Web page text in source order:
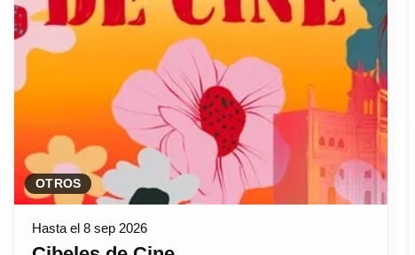
OTROS
Hasta el 8 sep 2026